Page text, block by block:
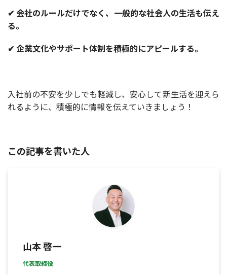
✔ 会社のルールだけでなく、一般的な社会人の生活も伝え
る。
✔ 企業文化やサポート体制を積極的にアピールする。
入社前の不安を少しでも軽減し、安心して新生活を迎えら
れるように、積極的に情報を伝えていきましょう！
この記事を書いた人
山本 啓一
代表取締役